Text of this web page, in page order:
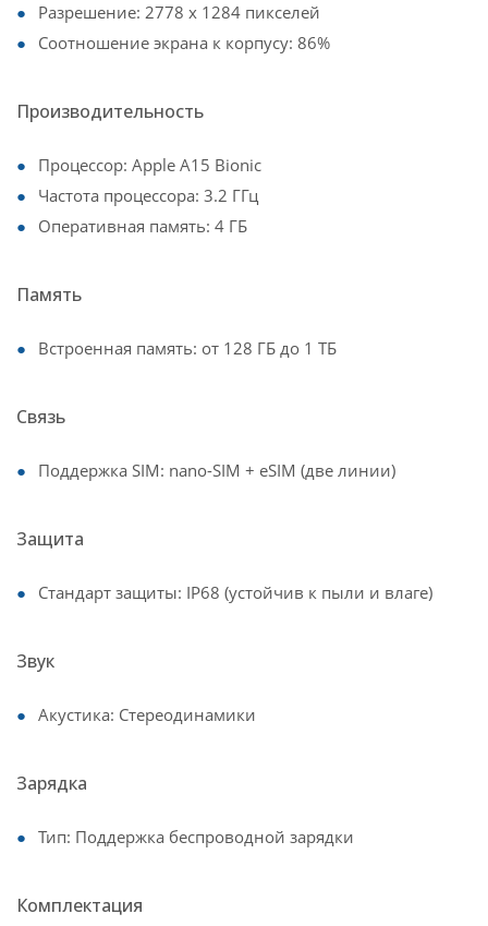
Разрешение: 2778 x 1284 пикселей
Соотношение экрана к корпусу: 86%
Производительность
Процессор: Apple A15 Bionic
Частота процессора: 3.2 ГГц
Оперативная память: 4 ГБ
Память
Встроенная память: от 128 ГБ до 1 ТБ
Связь
Поддержка SIM: nano-SIM + eSIM (две линии)
Защита
Стандарт защиты: IP68 (устойчив к пыли и влаге)
Звук
Акустика: Стереодинамики
Зарядка
Тип: Поддержка беспроводной зарядки
Комплектация